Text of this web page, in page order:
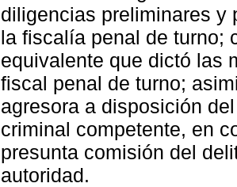
diligencias preliminares y
la fiscalía penal de turno;
equivalente que dictó las
fiscal penal de turno;
agresora a disposición
criminal competente, en
presunta comisión del
autoridad.